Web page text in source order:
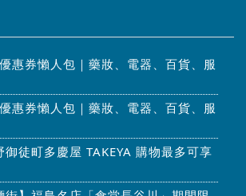
惠券懶人包｜藥妝、電器、百貨、服
惠券懶人包｜藥妝、電器、百貨、服
御徒町多慶屋 TAKEYA 購物最多可享